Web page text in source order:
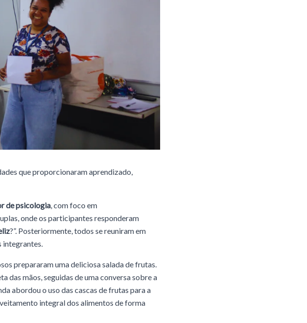
que proporcionaram aprendizado,
de psicologia, com foco em
onde os participantes responderam
?”. Posteriormente, todos se reuniram em
integrantes.
prepararam uma deliciosa salada de frutas.
das mãos, seguidas de uma conversa sobre a
abordou o uso das cascas de frutas para a
integral dos alimentos de forma